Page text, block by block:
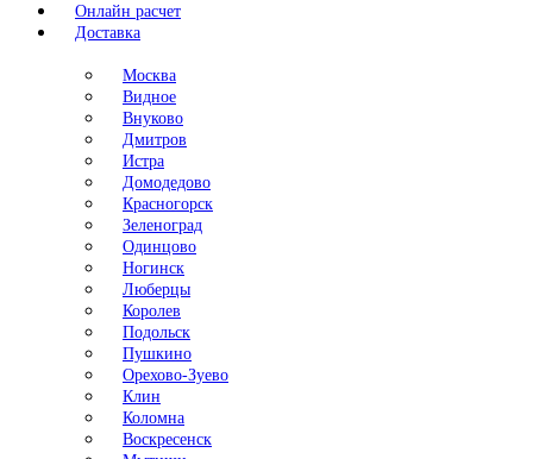
Онлайн расчет
Доставка
Москва
Видное
Внуково
Дмитров
Истра
Домодедово
Красногорск
Зеленоград
Одинцово
Ногинск
Люберцы
Королев
Подольск
Пушкино
Орехово-Зуево
Клин
Коломна
Воскресенск